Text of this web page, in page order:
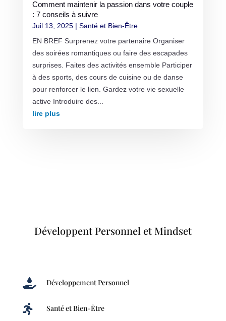
Comment maintenir la passion dans votre couple
: 7 conseils à suivre
Juil 13, 2025| Santé et Bien-Être
EN BREF Surprenez votre partenaire Organiser
des soirées romantiques ou faire des escapades
surprises. Faites des activités ensemble Participer
à des sports, des cours de cuisine ou de danse
pour renforcer le lien. Gardez votre vie sexuelle
active Introduire des...
lire plus
Développent Personnel et Mindset
 Développement Personnel
 Santé et Bien-Être